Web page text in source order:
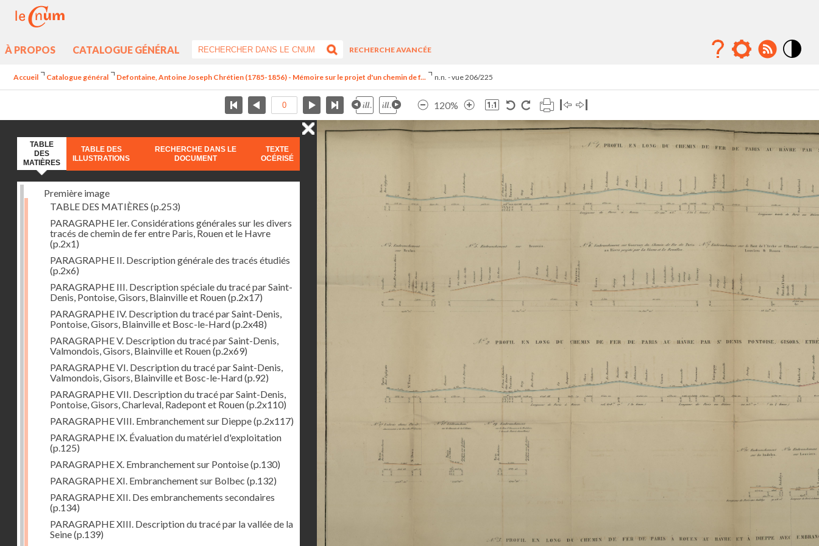
À PROPOS CATALOGUE GÉNÉRAL
RECHERCHE AVANCÉE
Accueil Catalogue général Defontaine, Antoine Joseph Chrétien (1785-1856) - Mémoire sur le projet d'un chemin de f... n.n. - vue 206/225
120%
TABLE
DES
MATIÈRES
TABLE DES
ILLUSTRATIONS
RECHERCHE DANS LE
DOCUMENT
TEXTE
OCÉRISÉ
Première image
TABLE DES MATIÈRES (p.253)
PARAGRAPHE Ier. Considérations générales sur les divers
tracés de chemin de fer entre Paris, Rouen et le Havre
(p.2x1)
PARAGRAPHE II. Description générale des tracés étudiés
(p.2x6)
PARAGRAPHE III. Description spéciale du tracé par Saint-
Denis, Pontoise, Gisors, Blainville et Rouen(p.2x17)
PARAGRAPHE IV. Description du tracé par Saint-Denis,
Pontoise, Gisors, Blainville et Bosc-le-Hard(p.2x48)
PARAGRAPHE V. Description du tracé par Saint-Denis,
Valmondois, Gisors, Blainville et Rouen(p.2x69)
PARAGRAPHE VI. Description du tracé par Saint-Denis,
Valmondois, Gisors, Blainville et Bosc-le-Hard(p.92)
PARAGRAPHE VII. Description du tracé par Saint-Denis,
Pontoise, Gisors, Charleval, Radepont et Rouen(p.2x110)
PARAGRAPHE VIII. Embranchement sur Dieppe(p.2x117)
PARAGRAPHE IX. Évaluation du matériel d'exploitation
(p.125)
PARAGRAPHE X. Embranchement sur Pontoise(p.130)
PARAGRAPHE XI. Embranchement sur Bolbec (p.132)
PARAGRAPHE XII. Des embranchements secondaires
(p.134)
PARAGRAPHE XIII. Description du tracé par la vallée de la
Seine(p.139)